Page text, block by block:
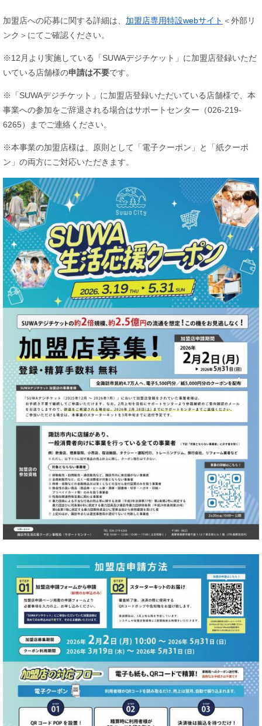
加盟店への応募に関する詳細は、 加盟店専用特設webサイト ＜外部リ
ンク＞ にてご確認ください。
※12月より実施している「SUWAデジチケット」に加盟店登録いただ
いている店舗様の申請は不要です。
※「SUWAデジチケット」に加盟店登録いただいている店舗様で、本
事業への参加をご辞退される場合はサポートセンター（026-219-
6265）までご連絡ください。
※本事業の加盟店様は、原則として「電子クーポン」と「紙クーポ
ン」の両方にご対応いただきます。